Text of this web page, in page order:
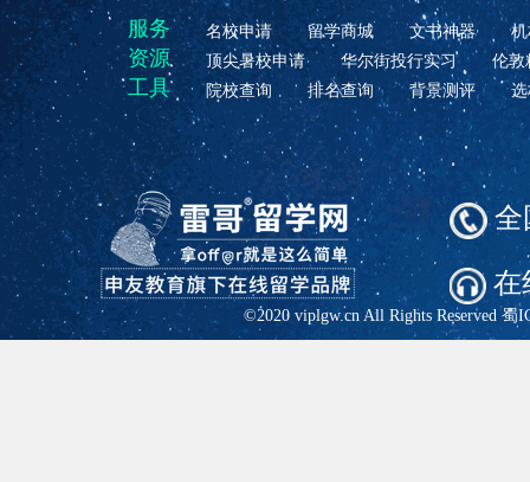
服务 名校申请 留学商城 文书神器 机
资源 顶尖暑校申请 华尔街投行实习 伦敦
工具 院校查询 排名查询 背景测评
全
在
©2020 viplgw.cn All Rights Reserved蜀